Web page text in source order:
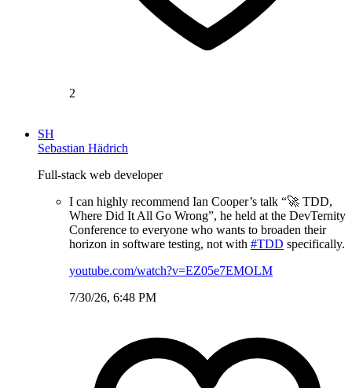
2
SH
Sebastian Hädrich
Full-stack web developer
I can highly recommend Ian Cooper’s talk “🚀 TDD,
Where Did It All Go Wrong”, he held at the DevTernity
Conference to everyone who wants to broaden their
horizon in software testing, not with #TDD specifically.
youtube.com/watch?v=EZ05e7EMOLM
7/30/26, 6:48 PM